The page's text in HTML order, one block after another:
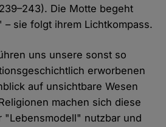
Die Motte begeht
sie folgt ihrem Lichtkompass.
uns unsere sonst so
erworbenen
auf unsichtbare Wesen
machen sich diese
"Lebensmodell" nutzbar und